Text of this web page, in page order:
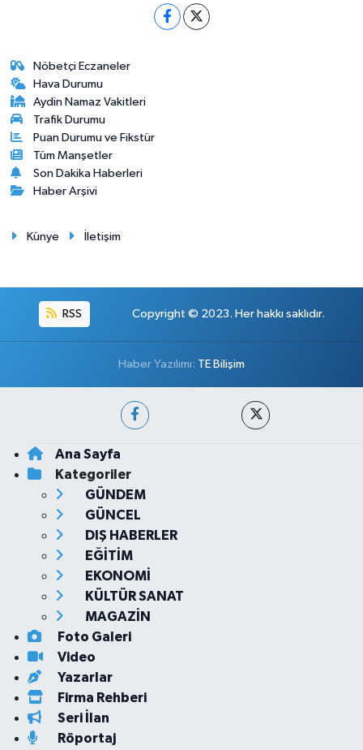
Nöbetçi Eczaneler
Hava Durumu
Aydin Namaz Vakitleri
Trafik Durumu
Puan Durumu ve Fikstür
Tüm Manşetler
Son Dakika Haberleri
Haber Arşivi
Künye İletişim
RSS Copyright © 2023. Her hakkı saklıdır.
Haber Yazılımı: TE Bilişim
Ana Sayfa
Kategoriler
GÜNDEM
GÜNCEL
DIŞ HABERLER
EĞİTİM
EKONOMİ
KÜLTÜR SANAT
MAGAZİN
Foto Galeri
Video
Yazarlar
Firma Rehberi
Seri İlan
Röportaj